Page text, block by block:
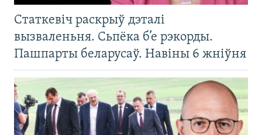
Статкевіч раскрыў дэталі
вызваленьня. Сьпёка б’е рэкорды.
Пашпарты беларусаў. Навіны 6 жніўня